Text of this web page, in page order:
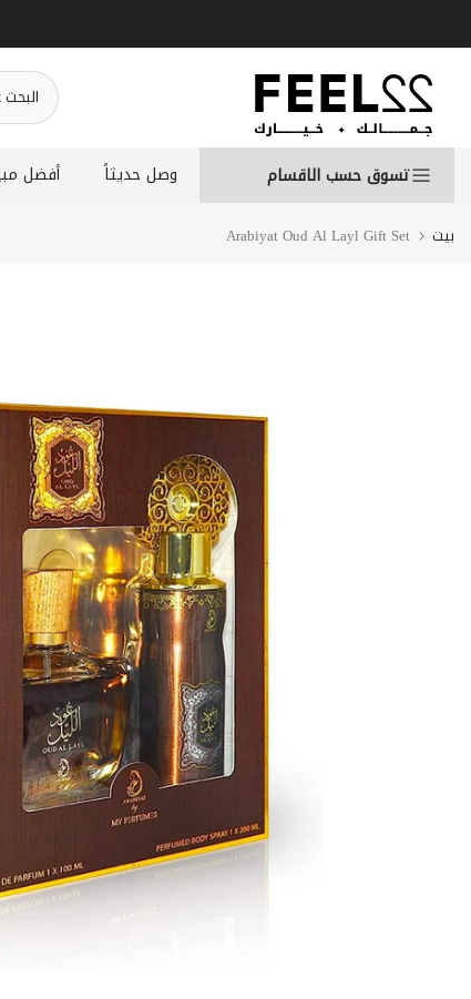
إلى
المحتوى
تسوق حسب الاقسام وصل حديثاً أفضل
بيت Arabiyat Oud Al Layl Gift Set